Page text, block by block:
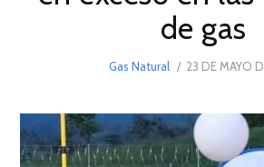
de gas
Gas Natural
POSTED
23 DE MAYO